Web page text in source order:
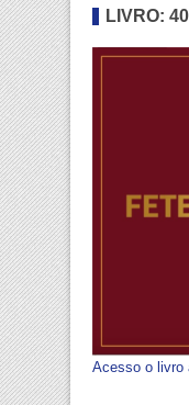
LIVRO:
Acesso o livro